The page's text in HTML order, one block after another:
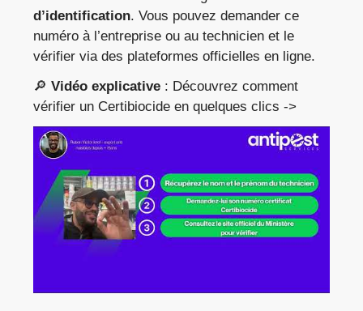
d’identification. Vous pouvez demander ce
numéro à l’entreprise ou au technicien et le
vérifier via des plateformes officielles en ligne.
🔎 Vidéo explicative : Découvrez comment
vérifier un Certibiocide en quelques clics ->